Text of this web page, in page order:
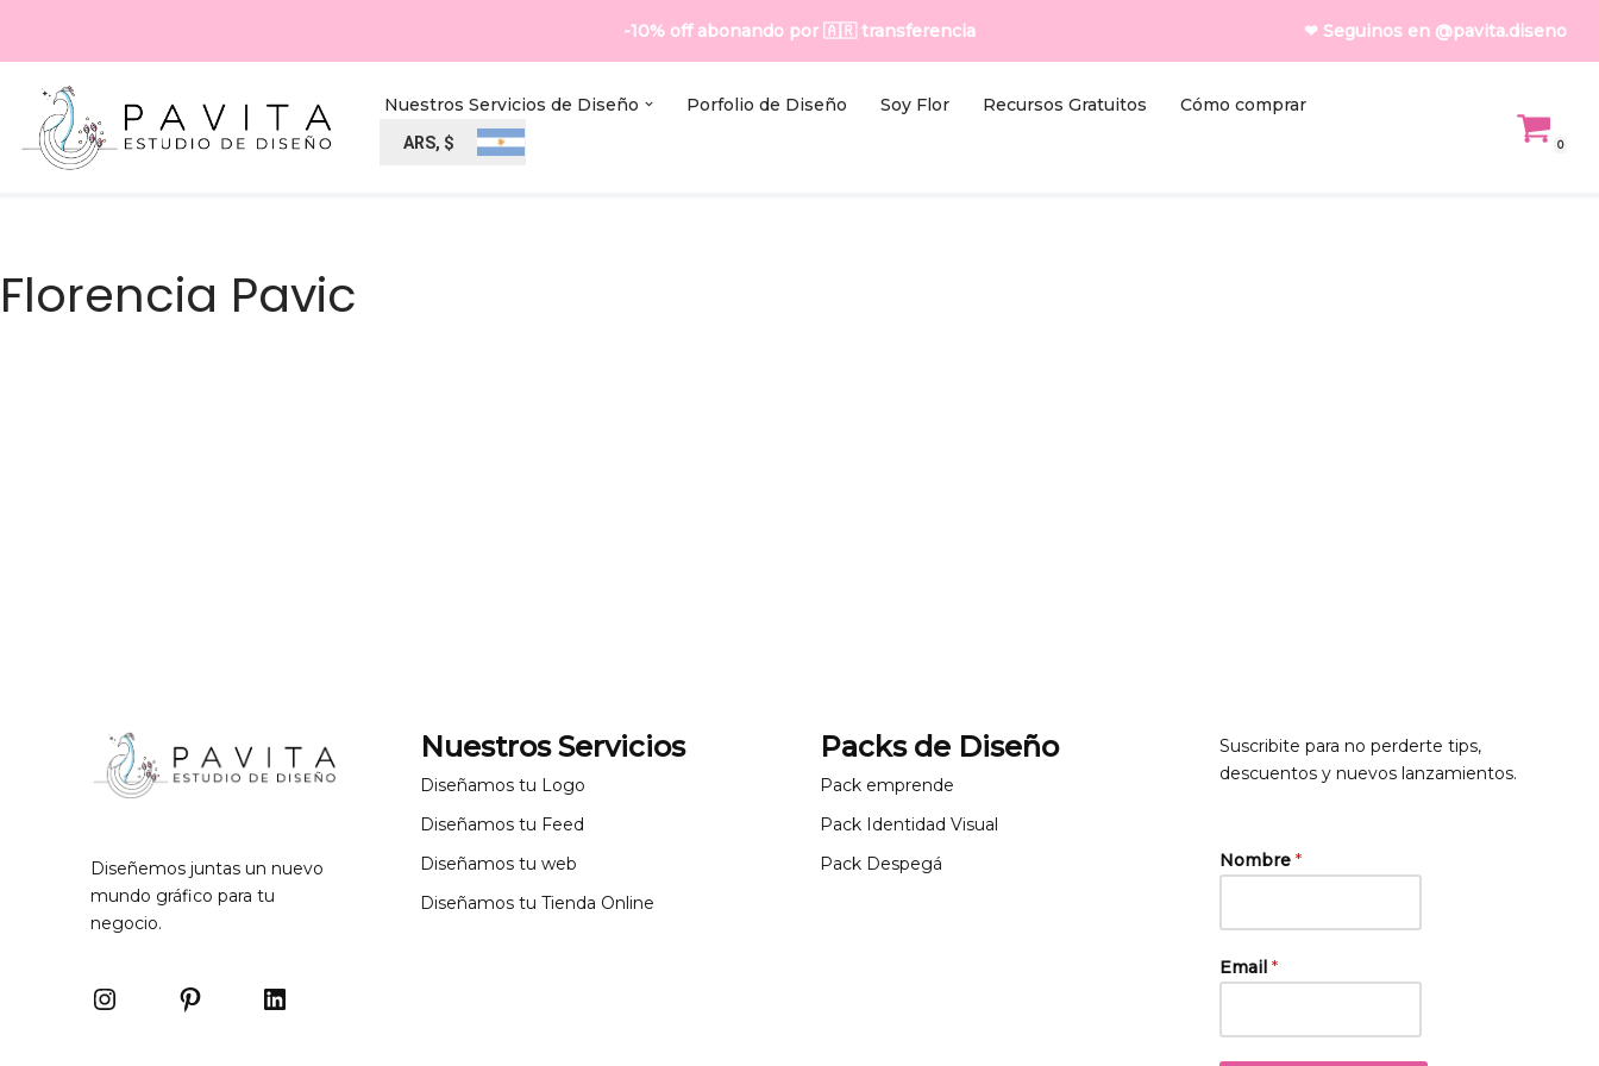
Ir
contenido
-10% off abonando por 🇦🇷 transferencia ❤ Seguinos en @pavita.diseno
Nuestros Servicios de Diseño Porfolio de Diseño Soy Flor Recursos Gratuitos Cómo comprar
ARS, $ 0
Florencia Pavic
Diseñemos juntas un nuevo
mundo gráfico para tu
negocio.
Nuestros Servicios
Diseñamos tu Logo
Diseñamos tu Feed
Diseñamos tu web
Diseñamos tu Tienda Online
Packs de Diseño
Pack emprende
Pack Identidad Visual
Pack Despegá
Suscribite para no perderte tips,
descuentos y nuevos lanzamientos.
Nombre *
Email *